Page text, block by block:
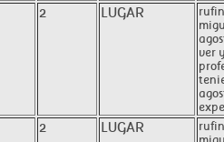
2 LUGAR
ver
2 LUGAR